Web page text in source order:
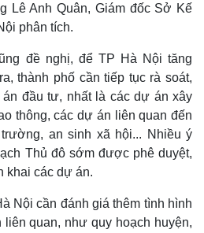
Lê Anh Quân, Giám đốc Sở Kế
phân tích.
đề nghị, để TP Hà Nội tăng
thành phố cần tiếp tục rà soát,
đầu tư, nhất là các dự án xây
thông, các dự án liên quan đến
an sinh xã hội... Nhiều ý
Thủ đô sớm được phê duyệt,
khai các dự án.
Nội cần đánh giá thêm tình hình
quan, như quy hoạch huyện,